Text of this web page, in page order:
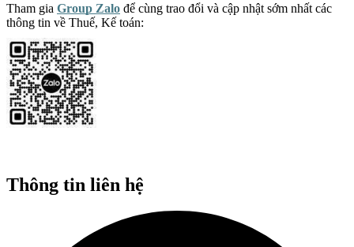
Tham gia Group Zalo để cùng trao đổi và cập nhật sớm nhất các
thông tin về Thuế, Kế toán:
Thông tin liên hệ